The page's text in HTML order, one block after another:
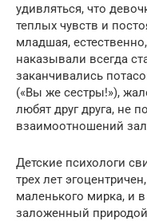
удивляться, что
теплых чувств и
младшая,
наказывали всегда
заканчивались
(«Вы же сестры!»),
любят друг друга, не
взаимоотношений
Детские психологи
трех лет
маленького мирка, и
заложенный природой